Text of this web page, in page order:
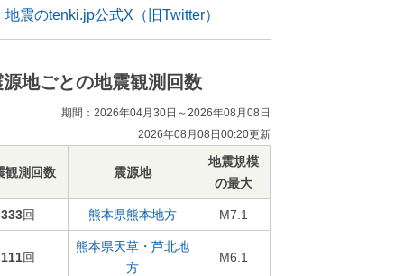
地震のtenki.jp公式X（旧Twitter）
源地ごとの地震観測回数
期間：2026年04月30日～2026年08月08日
2026年08月08日00:20更新
観測回数 震源地
地震規模
の最大
333回 熊本県熊本地方 M7.1
111回
熊本県天草・芦北地
方
M6.1